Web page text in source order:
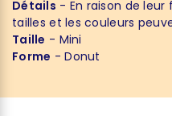
Détails - En raison de
tailles et les couleurs
Taille - Mini
Forme - Donut